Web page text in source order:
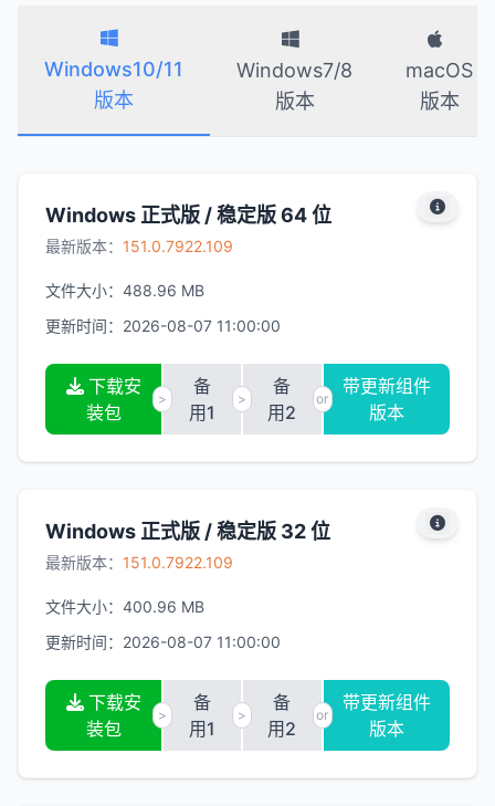
Windows10/11
版本
Windows7/8
版本
macOS
版本
Windows 正式版 / 稳定版 64 位
最新版本： 151.0.7922.109
文件大小： 488.96 MB
更新时间： 2026-08-07 11:00:00
下载安
装包
>
备
用1
>
备
用2
or
带更新组件
版本
Windows 正式版 / 稳定版 32 位
最新版本： 151.0.7922.109
文件大小： 400.96 MB
更新时间： 2026-08-07 11:00:00
下载安
装包
>
备
用1
>
备
用2
or
带更新组件
版本